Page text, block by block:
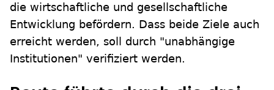
die wirtschaftliche und gesellschaftliche
Entwicklung befördern. Dass beide Ziele auch
erreicht werden, soll durch "unabhängige
Institutionen" verifiziert werden.